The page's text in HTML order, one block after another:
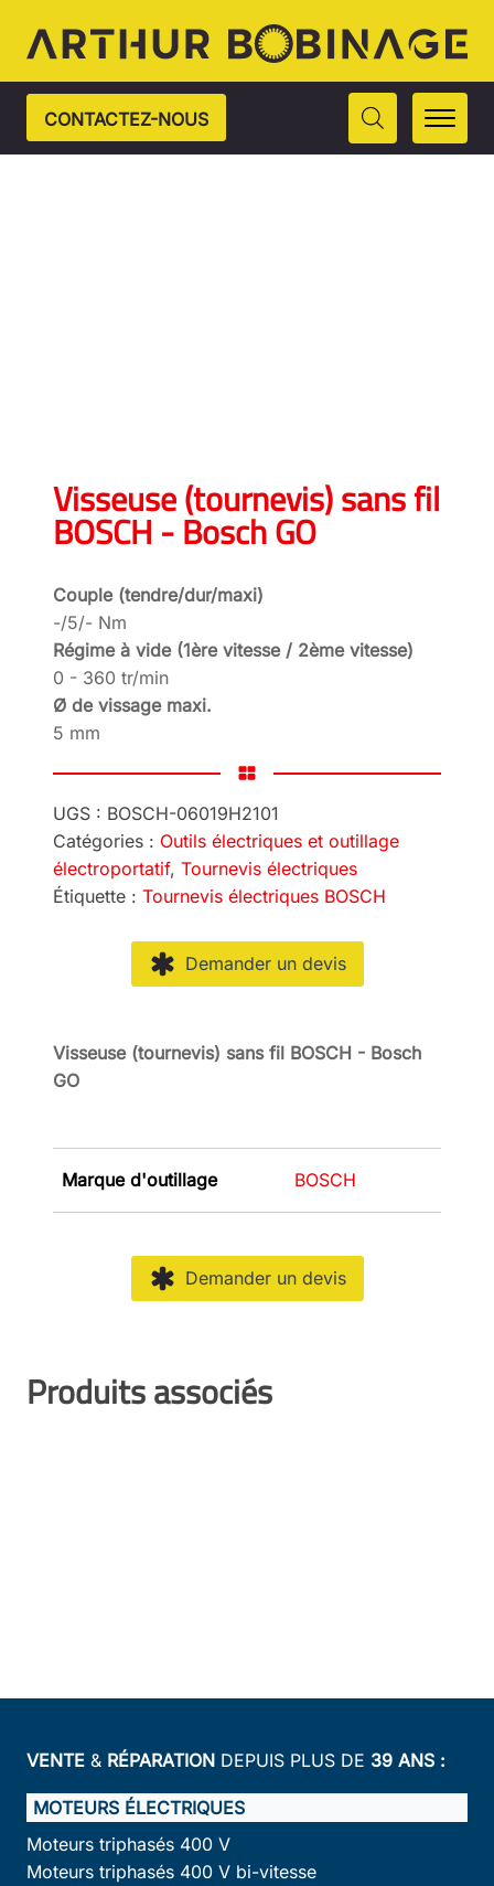
CONTACTEZ-NOUS
Visseuse (tournevis) sans fil
BOSCH - Bosch GO
Couple (tendre/dur/maxi)
-/5/- Nm
Régime à vide (1ère vitesse / 2ème vitesse)
0 - 360 tr/min
Ø de vissage maxi.
5 mm
UGS : BOSCH-06019H2101
Catégories : Outils électriques et outillage
électroportatif, Tournevis électriques
Étiquette : Tournevis électriques BOSCH
Demander un devis
Visseuse (tournevis) sans fil BOSCH - Bosch
GO
Marque d'outillage BOSCH
Demander un devis
Produits associés
VENTE & RÉPARATION DEPUIS PLUS DE 39 ANS :
MOTEURS ÉLECTRIQUES
Moteurs triphasés 400 V
Moteurs triphasés 400 V bi-vitesse